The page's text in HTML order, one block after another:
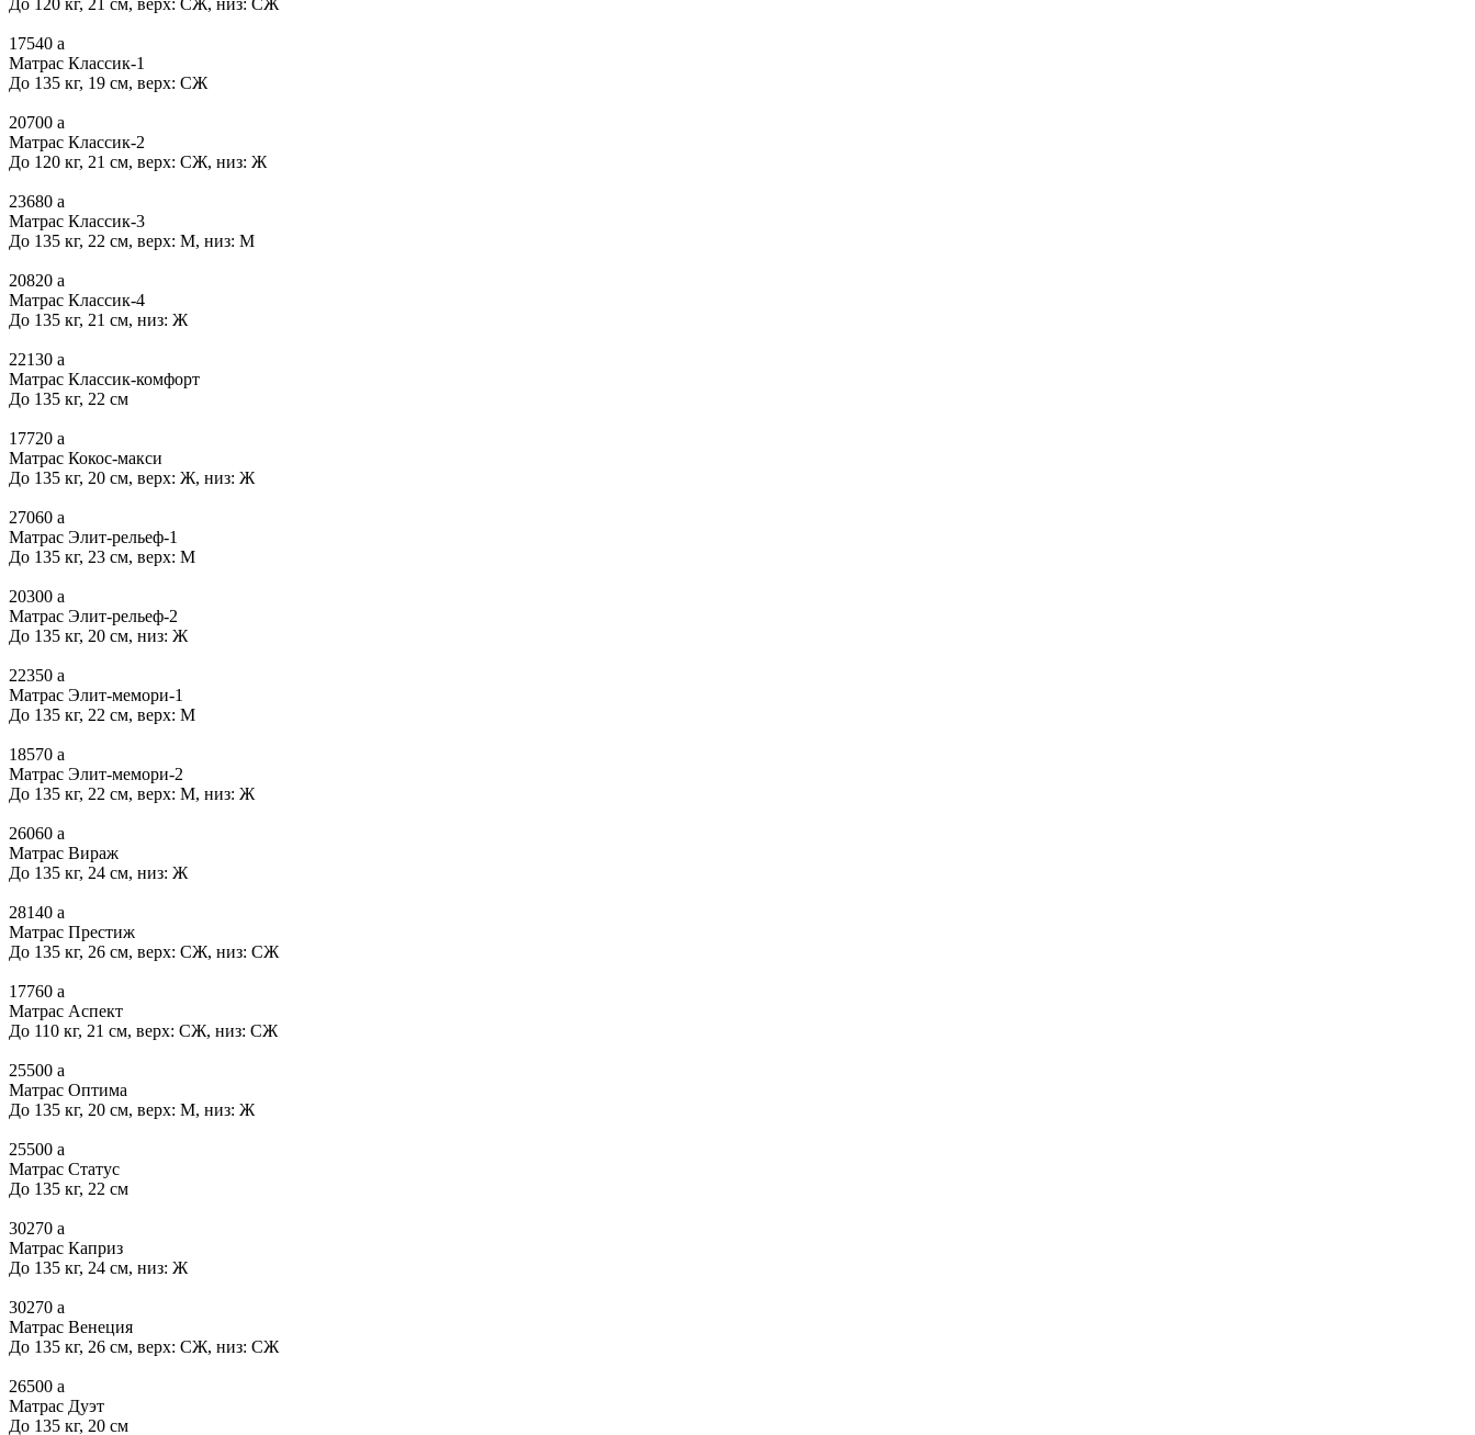
17540 a
Матрас Классик-1
До 135 кг, 19 см, верх: СЖ
20700 a
Матрас Классик-2
До 120 кг, 21 см, верх: СЖ, низ: Ж
23680 a
Матрас Классик-3
До 135 кг, 22 см, верх: М, низ: М
20820 a
Матрас Классик-4
До 135 кг, 21 см, низ: Ж
22130 a
Матрас Классик-комфорт
До 135 кг, 22 см
17720 a
Матрас Кокос-макси
До 135 кг, 20 см, верх: Ж, низ: Ж
27060 a
Матрас Элит-рельеф-1
До 135 кг, 23 см, верх: М
20300 a
Матрас Элит-рельеф-2
До 135 кг, 20 см, низ: Ж
22350 a
Матрас Элит-мемори-1
До 135 кг, 22 см, верх: М
18570 a
Матрас Элит-мемори-2
До 135 кг, 22 см, верх: М, низ: Ж
26060 a
Матрас Вираж
До 135 кг, 24 см, низ: Ж
28140 a
Матрас Престиж
До 135 кг, 26 см, верх: СЖ, низ: СЖ
17760 a
Матрас Аспект
До 110 кг, 21 см, верх: СЖ, низ: СЖ
25500 a
Матрас Оптима
До 135 кг, 20 см, верх: М, низ: Ж
25500 a
Матрас Статус
До 135 кг, 22 см
30270 a
Матрас Каприз
До 135 кг, 24 см, низ: Ж
30270 a
Матрас Венеция
До 135 кг, 26 см, верх: СЖ, низ: СЖ
26500 a
Матрас Дуэт
До 135 кг, 20 см